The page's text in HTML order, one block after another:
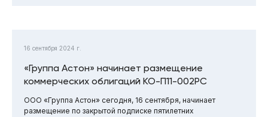
16 сентября 2024 г.
«Группа Астон» начинает размещение
коммерческих облигаций КО-П11-002РС
ООО «Группа Астон» сегодня, 16 сентября, начинает
размещение по закрытой подписке пятилетних